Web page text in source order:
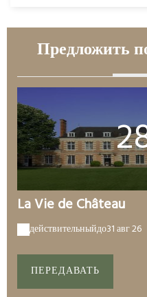
Предложить
La Vie de Château
действительныйдо31 авг 26
ПЕРЕДАВАТЬ